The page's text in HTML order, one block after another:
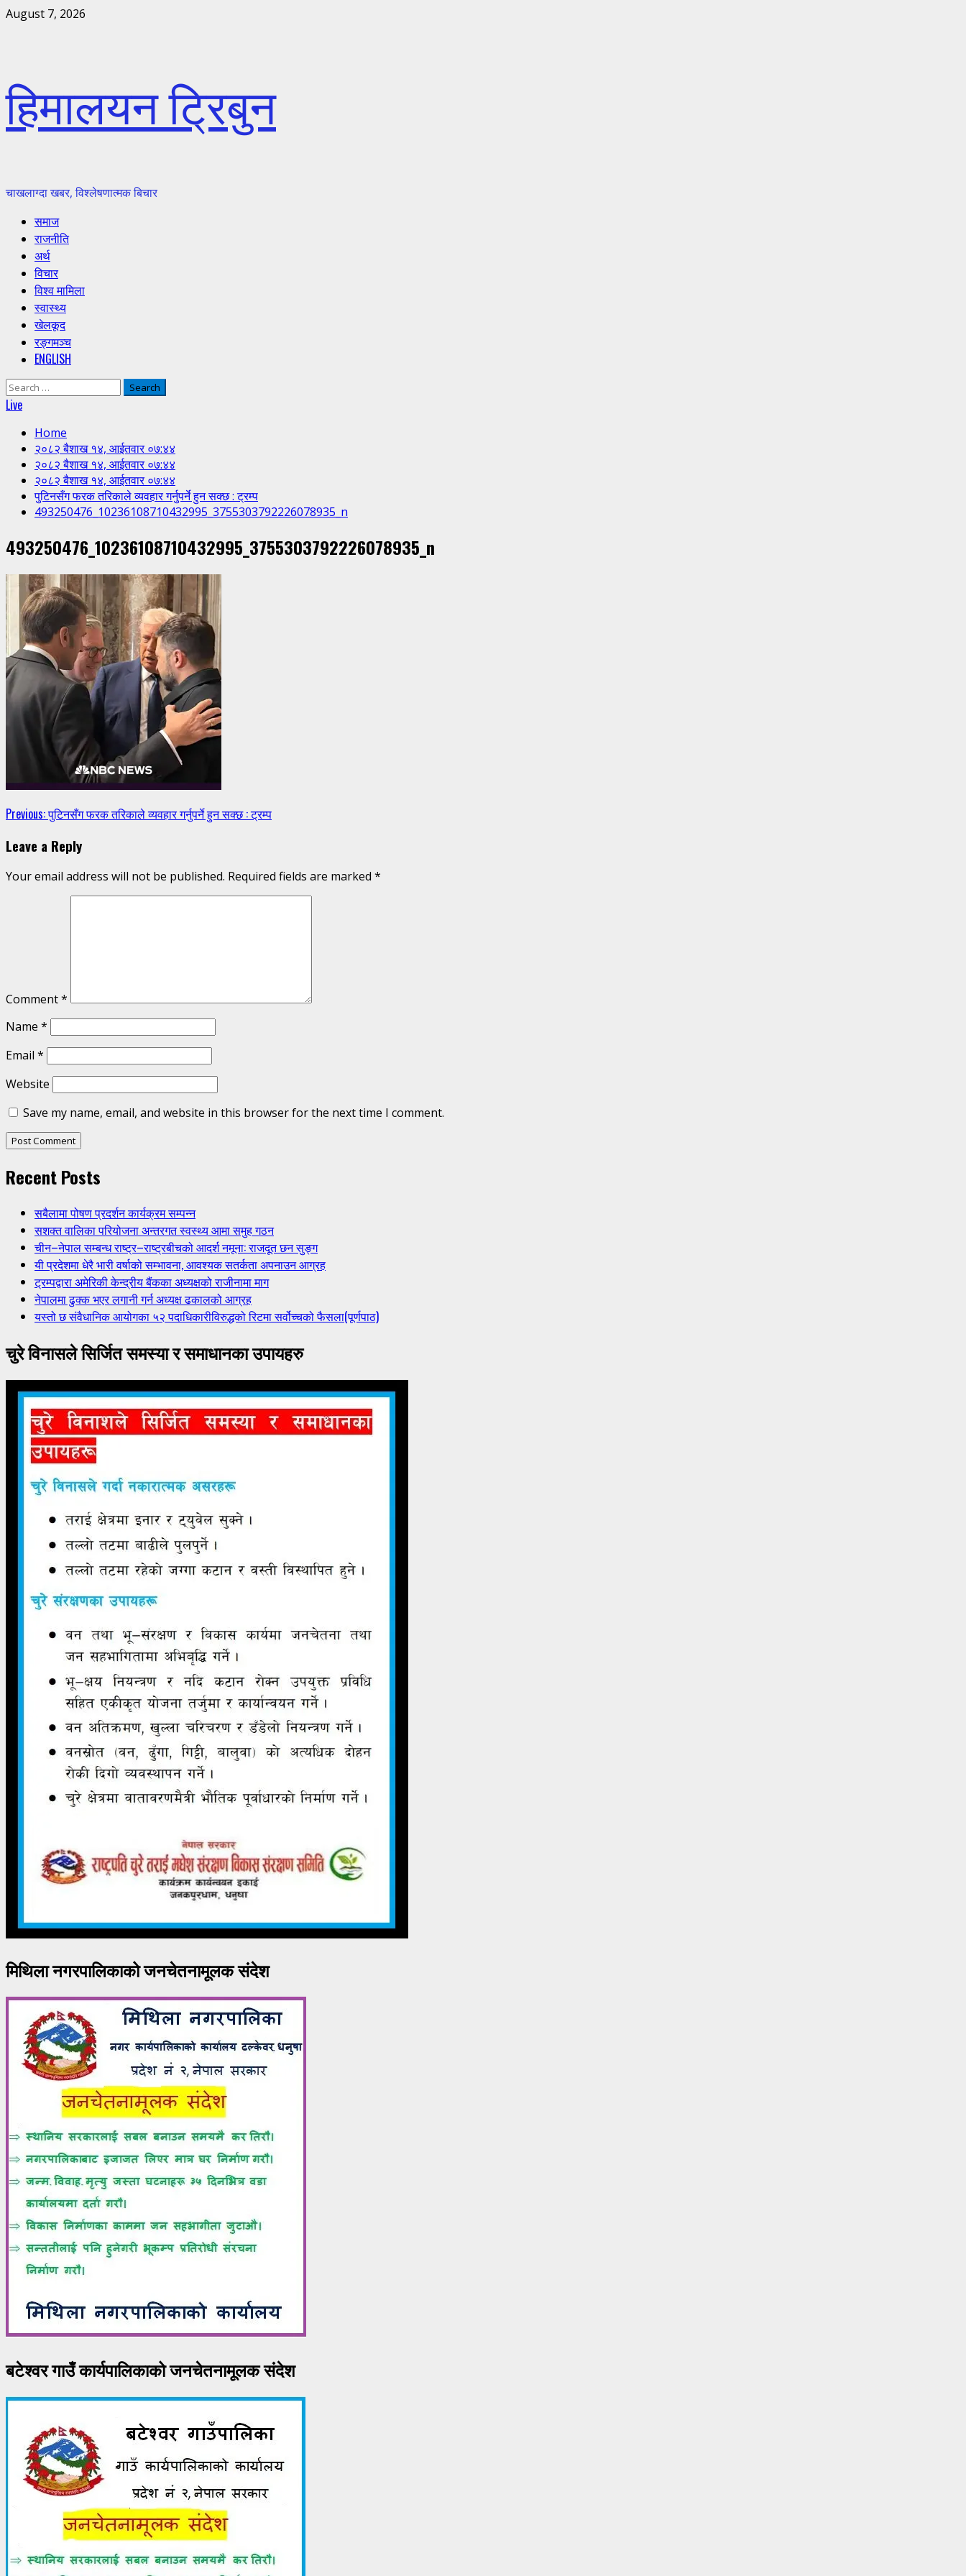
Skip
August 7, 2026
हिमालयन ट्रिबुन
चाखलाग्दा खबर, विश्लेषणात्मक बिचार
Primary
Menu
समाज
राजनीति
अर्थ
विचार
विश्व मामिला
स्वास्थ्य
खेलकूद
रङ्गमञ्च
ENGLISH
Search
for:
Live
Home
२०८२ बैशाख १४, आईतवार ०७:४४
२०८२ बैशाख १४, आईतवार ०७:४४
२०८२ बैशाख १४, आईतवार ०७:४४
पुटिनसँग फरक तरिकाले व्यवहार गर्नुपर्ने हुन सक्छ : ट्रम्प
493250476_10236108710432995_3755303792226078935_n
493250476_10236108710432995_3755303792226078935_n
Continue
Reading
Previous:पुटिनसँग फरक तरिकाले व्यवहार गर्नुपर्ने हुन सक्छ : ट्रम्प
Leave a Reply
Your email address will not be published. Required fields are marked *
Comment*
Name *
Email *
Website
Save my name, email, and website in this browser for the next time I comment.
Recent Posts
सबैलामा पोषण प्रदर्शन कार्यक्रम सम्पन्न
सशक्त वालिका परियोजना अन्तरगत स्वस्थ्य आमा समुह गठन
चीन–नेपाल सम्बन्ध राष्ट्र–राष्ट्रबीचको आदर्श नमूना: राजदूत छन सुङ्ग
यी प्रदेशमा धेरै भारी वर्षाको सम्भावना, आवश्यक सतर्कता अपनाउन आग्रह
ट्रम्पद्वारा अमेरिकी केन्द्रीय बैंकका अध्यक्षको राजीनामा माग
नेपालमा ढुक्क भएर लगानी गर्न अध्यक्ष ढकालको आग्रह
यस्तो छ संवैधानिक आयोगका ५२ पदाधिकारीविरुद्धको रिटमा सर्वोच्चको फैसला(पूर्णपाठ)
चुरे विनासले सिर्जित समस्या र समाधानका उपायहरु
मिथिला नगरपालिकाको जनचेतनामूलक संदेश
बटेश्वर गाउँ कार्यपालिकाको जनचेतनामूलक संदेश